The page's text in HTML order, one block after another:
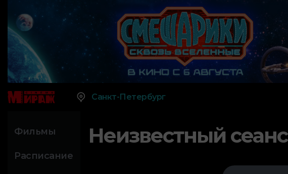
Санкт-Петербург
Фильмы
Расписание
Неизвестный сеанс